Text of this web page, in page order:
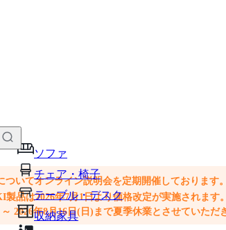
ソファ
チェア・椅子
テーブル・デスク
収納家具
付けて、カートに追加できます
いてオンライン説明会を定期開催しております。
品は2026年7月1日より価格改定が実施されます
2026年8月16日(日)まで夏季休業とさせていただ